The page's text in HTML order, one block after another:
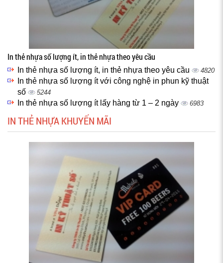
In thẻ nhựa số lượng ít, in thẻ nhựa theo yêu cầu
In thẻ nhựa số lượng ít, in thẻ nhựa theo yêu cầu 4820
In thẻ nhựa số lượng ít với công nghệ in phun kỹ thuật
số
5244
In thẻ nhựa số lượng ít lấy hàng từ 1 – 2 ngày 6983
IN THẺ NHỰA KHUYẾN MÃI